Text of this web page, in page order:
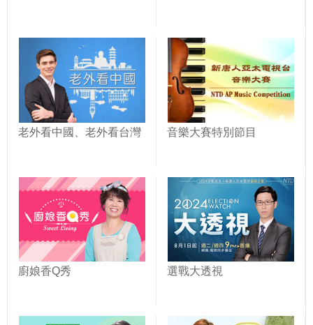
老外看中國、老外看台灣 音樂大賽特別節目
廚娘香Q秀 選戰大透視